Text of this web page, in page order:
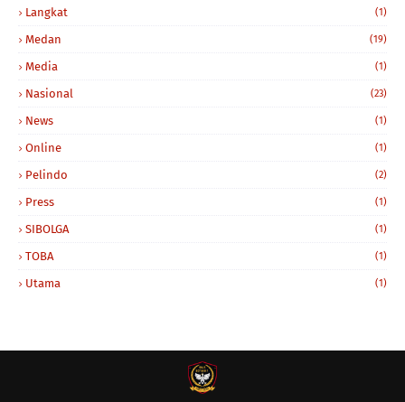
Langkat (1)
Medan (19)
Media (1)
Nasional (23)
News (1)
Online (1)
Pelindo (2)
Press (1)
SIBOLGA (1)
TOBA (1)
Utama (1)